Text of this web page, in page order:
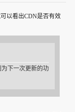
以看出CDN是否有效
下一次更新的功